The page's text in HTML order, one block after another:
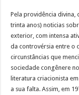
Pela providência divina,
trinta anos) noticias
exterior, com intensa
da controvérsia entre o
circunstâncias que
sociedade congênere
literatura criacionista
a sua falta. Assim, em